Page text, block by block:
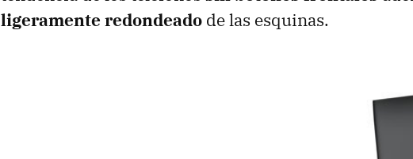
ligeramente redondeado de las esquinas.